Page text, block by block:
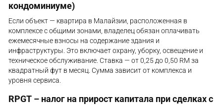
кондоминиуме)
Если объект — квартира в Малайзии, расположенная в
комплексе с общими зонами, владелец обязан оплачивать
ежемесячные взносы на содержание здания и
инфраструктуры. Это включает охрану, уборку, освещение и
техническое обслуживание. Ставка — от 0,25 до 0,50 RM за
квадратный фут в месяц. Сумма зависит от комплекса и
уровня сервиса.
RPGT – налог на прирост капитала при сделках с